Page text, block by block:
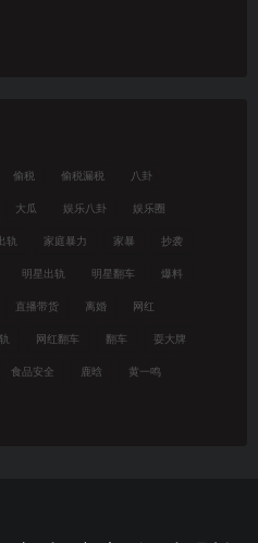
偷税 偷税漏税 八卦
大瓜 娱乐八卦 娱乐圈
轨 家庭暴力 家暴 抄袭
明星出轨 明星翻车 爆料
直播带货 离婚 网红
网红翻车 翻车 耍大牌
食品安全 鹿晗 黄一鸣